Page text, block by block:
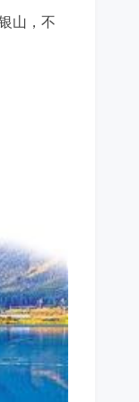
山，不